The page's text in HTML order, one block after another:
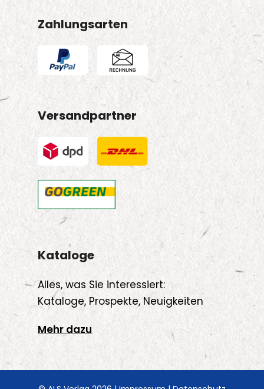
Zahlungsarten
Versandpartner
Kataloge
Alles, was Sie interessiert:
Kataloge, Prospekte, Neuigkeiten
Mehr dazu